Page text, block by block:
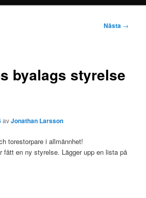
Nästa →
byalags styrelse
avJonathan Larsson
torestorpare i allmännhet!
fått en ny styrelse. Lägger upp en lista på